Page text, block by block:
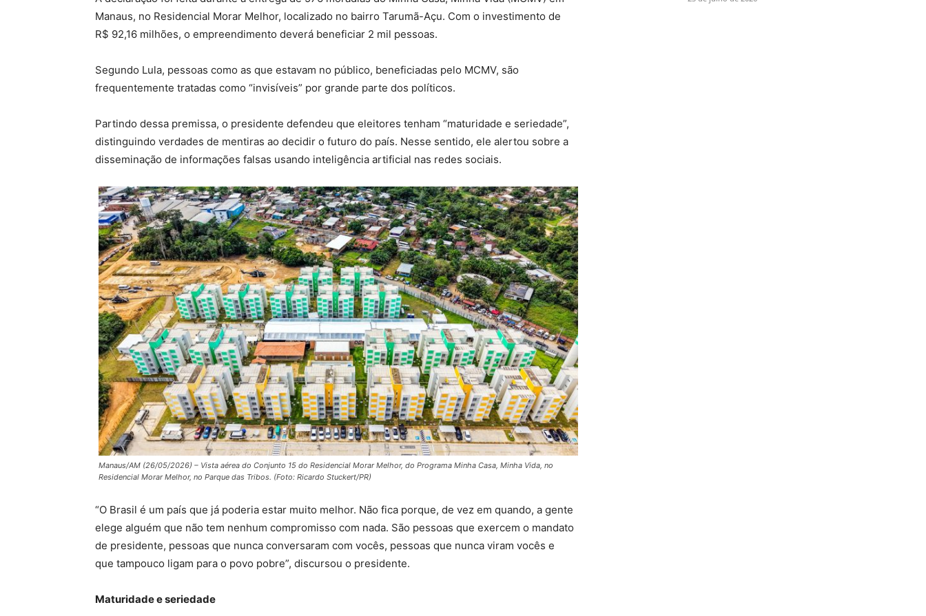
Manaus, no Residencial Morar Melhor, localizado no bairro Tarumã-Açu. Com o investimento de
R$ 92,16 milhões, o empreendimento deverá beneficiar 2 mil pessoas.
Segundo Lula, pessoas como as que estavam no público, beneficiadas pelo MCMV, são
frequentemente tratadas como “invisíveis” por grande parte dos políticos.
Partindo dessa premissa, o presidente defendeu que eleitores tenham “maturidade e seriedade”,
distinguindo verdades de mentiras ao decidir o futuro do país. Nesse sentido, ele alertou sobre a
disseminação de informações falsas usando inteligência artificial nas redes sociais.
Manaus/AM (26/05/2026) – Vista aérea do Conjunto 15 do Residencial Morar Melhor, do Programa Minha Casa, Minha Vida, no
Residencial Morar Melhor, no Parque das Tribos. (Foto: Ricardo Stuckert/PR)
“O Brasil é um país que já poderia estar muito melhor. Não fica porque, de vez em quando, a gente
elege alguém que não tem nenhum compromisso com nada. São pessoas que exercem o mandato
de presidente, pessoas que nunca conversaram com vocês, pessoas que nunca viram vocês e
que tampouco ligam para o povo pobre”, discursou o presidente.
Maturidade e seriedade